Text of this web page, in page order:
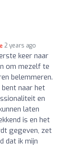
2 years ago
keer naar
om mezelf te
belemmeren.
naar het
en
laten
is en het
gegeven, zet
dat ik mijn